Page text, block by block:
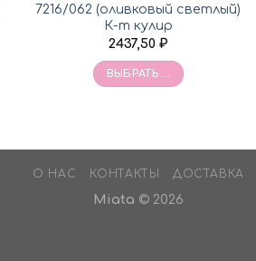
7216/062 (оливковый светлый)
К-т кулир
2437,50₽
ВЫБРАТЬ ...
О НАС КОНТАКТЫ ДОСТАВКА
Miata © 2026